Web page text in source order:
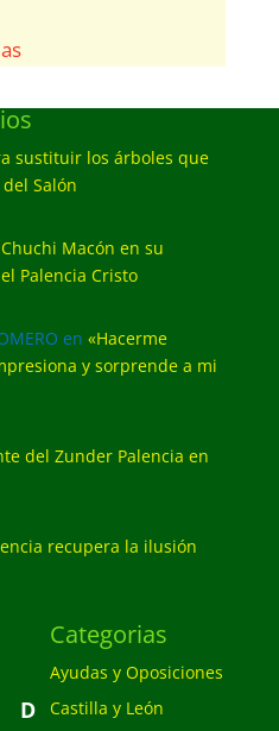
sustituir los árboles que
Salón
Macón en su
Palencia Cristo
en «Hacerme
y sorprende a mi
del Zunder Palencia en
recupera la ilusión
D
Categorias
Ayudas y Oposiciones
Castilla y León